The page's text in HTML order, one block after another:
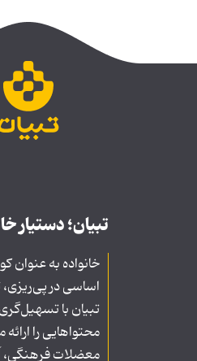
تبیان؛ دستیار
خانواده به
اساسی در
تبیان با
محتواهایی را
معضلات فرهنگی،